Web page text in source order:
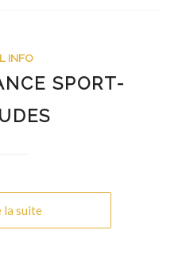
INFO
SPORT-
la suite